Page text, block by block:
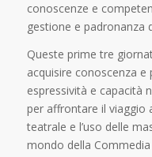
conoscenze e
gestione e padronanza
Queste prime tre
acquisire conoscenza
espressività e capacità
per affrontare il viaggio
teatrale e l’uso delle
mondo della Commedia